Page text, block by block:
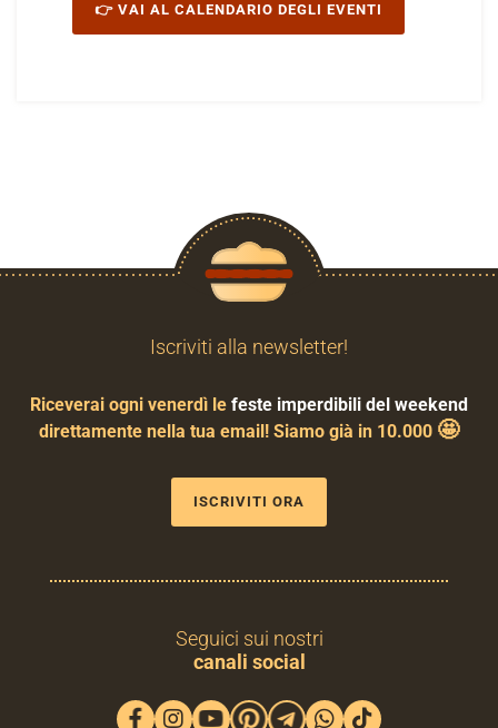
👉 VAI AL CALENDARIO DEGLI EVENTI
Iscriviti alla newsletter!
Riceverai ogni venerdì le feste imperdibili del weekend
direttamente nella tua email! Siamo già in 10.000 🤩
ISCRIVITI ORA
Seguici sui nostri
canali social